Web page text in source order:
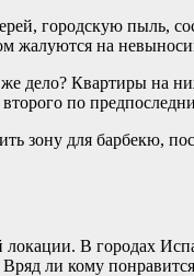
городскую пыль,
жалуются на
дело? Квартиры на
по
зону для барбекю,
В городах
ли кому понравится